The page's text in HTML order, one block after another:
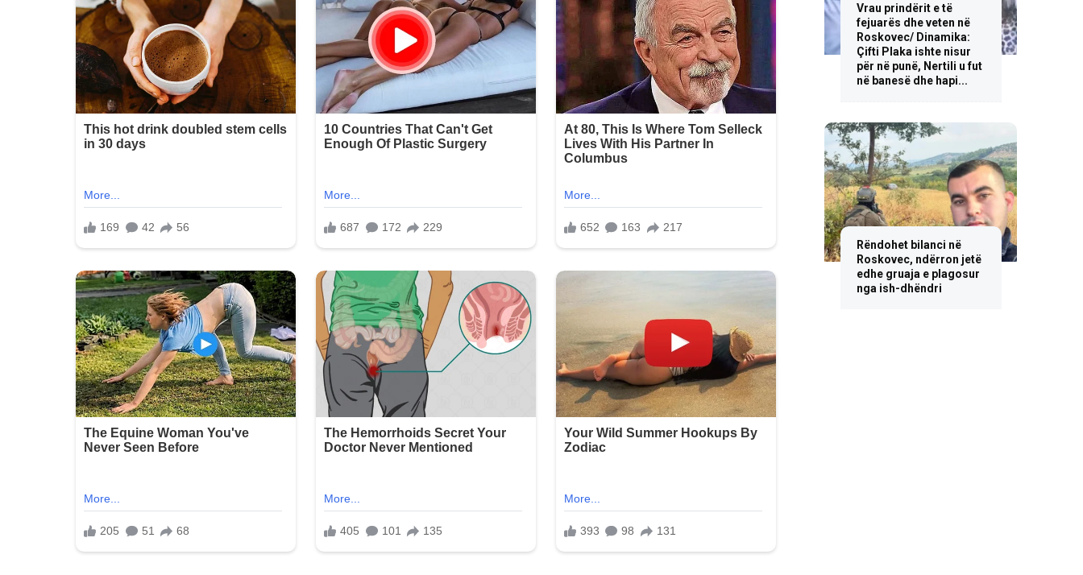
Vrau prindërit e të
fejuarës dhe veten në
Roskovec/ Dinamika:
Çifti Plaka ishte nisur
për në punë, Nertili u fut
në banesë dhe hapi...
Rëndohet bilanci në
Roskovec, ndërron jetë
edhe gruaja e plagosur
nga ish-dhëndri